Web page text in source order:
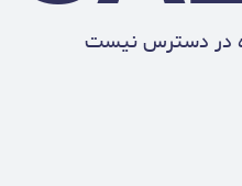
در دسترس نیست